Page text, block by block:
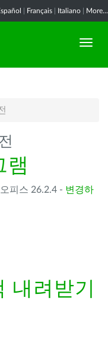
Français Italiano More...
램
피스 26.2.4 - 변경하
내려받기